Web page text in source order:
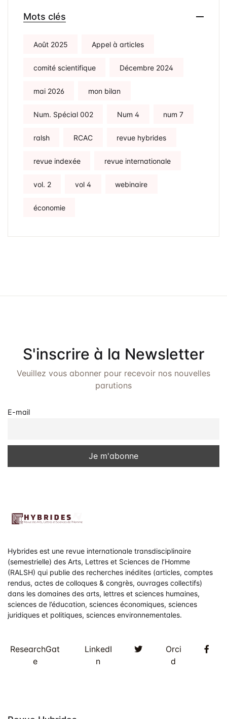
Mots clés
Août 2025 Appel à articles
comité scientifique Décembre 2024
mai 2026 mon bilan
Num. Spécial 002 Num 4 num 7
ralsh RCAC revue hybrides
revue indexée revue internationale
vol. 2 vol 4 webinaire
économie
S'inscrire à la Newsletter
Veuillez vous abonner pour recevoir nos nouvelles
parutions
E-mail
Hybrides est une revue internationale transdisciplinaire
(semestrielle) des Arts, Lettres et Sciences de l’Homme
(RALSH) qui publie des recherches inédites (articles, comptes
rendus, actes de colloques & congrès, ouvrages collectifs)
dans les domaines des arts, lettres et sciences humaines,
sciences de l’éducation, sciences économiques, sciences
juridiques et politiques, sciences environnementales.
ResearchGat
e
LinkedI
n
TwitterOrci
d